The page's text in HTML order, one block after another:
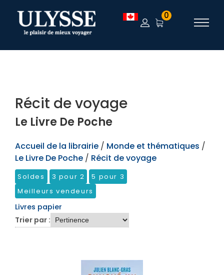
TEST 0
Récit de voyage
Le Livre De Poche
Accueil de la librairie / Monde et thématiques /
Le Livre De Poche / Récit de voyage
Soldes 3 pour 2
5 pour 3
Meilleurs vendeurs
Livres papier
Trier par :